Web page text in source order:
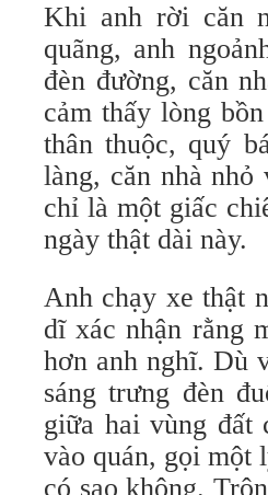
Khi anh rời căn
quãng, anh
đèn đường, căn
cảm thấy lòng
thân thuộc, quý
làng, căn nhà
chỉ là một giấc
ngày thật dài này.
Anh chạy xe thật
dĩ xác nhận rằng
hơn anh nghĩ. Dù
sáng trưng đèn
giữa hai vùng đất
vào quán, gọi một
có sao không.